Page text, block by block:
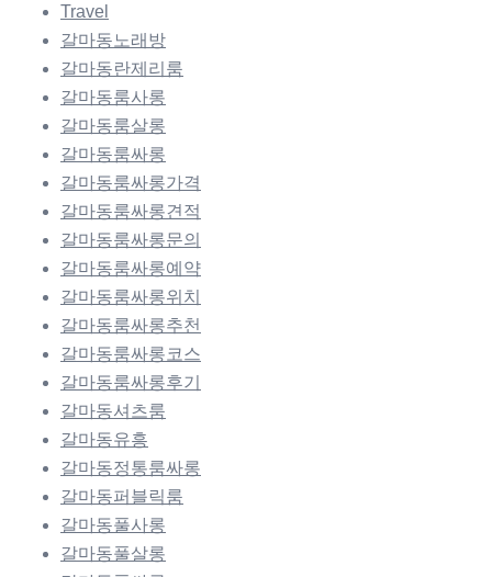
Travel
갈마동노래방
갈마동란제리룸
갈마동룸사롱
갈마동룸살롱
갈마동룸싸롱
갈마동룸싸롱가격
갈마동룸싸롱견적
갈마동룸싸롱문의
갈마동룸싸롱예약
갈마동룸싸롱위치
갈마동룸싸롱추천
갈마동룸싸롱코스
갈마동룸싸롱후기
갈마동셔츠룸
갈마동유흥
갈마동정통룸싸롱
갈마동퍼블릭룸
갈마동풀사롱
갈마동풀살롱